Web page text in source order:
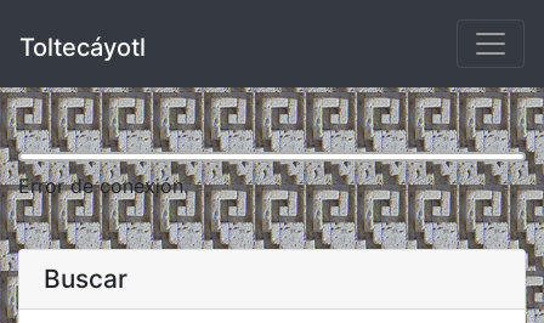
Toltecáyotl
Error de conexión.
Buscar